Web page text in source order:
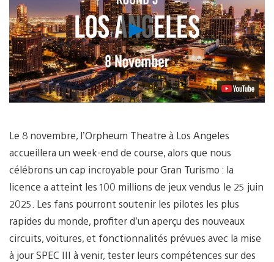
Lancer
la
vidéo
Le 8 novembre, l’Orpheum Theatre à Los Angeles
accueillera un week-end de course, alors que nous
célébrons un cap incroyable pour Gran Turismo : la
licence a atteint les 100 millions de jeux vendus le 25 juin
2025. Les fans pourront soutenir les pilotes les plus
rapides du monde, profiter d’un aperçu des nouveaux
circuits, voitures, et fonctionnalités prévues avec la mise
à jour SPEC III à venir, tester leurs compétences sur des